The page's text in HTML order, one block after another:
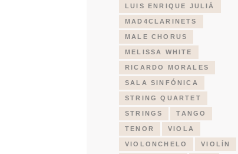
LUIS ENRIQUE JULIÁ
MAD4CLARINETS
MALE CHORUS
MELISSA WHITE
RICARDO MORALES
SALA SINFÓNICA
STRING QUARTET
STRINGS TANGO
TENOR VIOLA
VIOLONCHELO VIOLÍN